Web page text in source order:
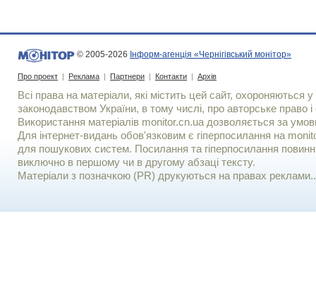
© 2005-2026 Інформ-агенція «Чернігівський монітор»
Про проект | Реклама | Партнери | Контакти | Архів
Всі права на матеріали, які містить цей сайт, охороняються у
законодавством України, в тому числі, про авторське право і
Використання матерiалiв monitor.cn.ua дозволяється за
Для iнтернет-видань обов'язковим є гiперпосилання на
для пошукових систем. Посилання та гіперпосилання
виключно в першому чи в другому абзаці тексту.
Матеріали з позначкою (PR) друкуються на правах реклами..